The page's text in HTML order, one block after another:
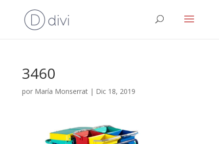
3460
por María Monserrat| Dic 18, 2019